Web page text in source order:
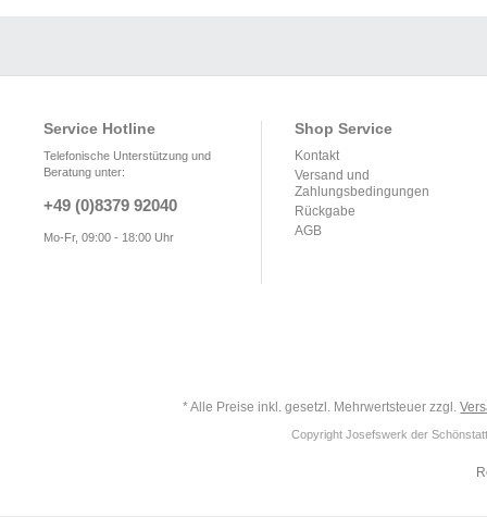
Service Hotline
Telefonische Unterstützung und
Beratung unter:
+49 (0)8379 92040
Mo-Fr, 09:00 - 18:00 Uhr
Shop Service
Kontakt
Versand und
Zahlungsbedingungen
Rückgabe
AGB
* Alle Preise inkl. gesetzl. Mehrwertsteuer zzgl.
Copyright Josefswerk der